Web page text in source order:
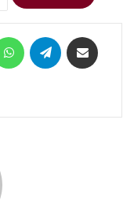
WhatsApp Telegram